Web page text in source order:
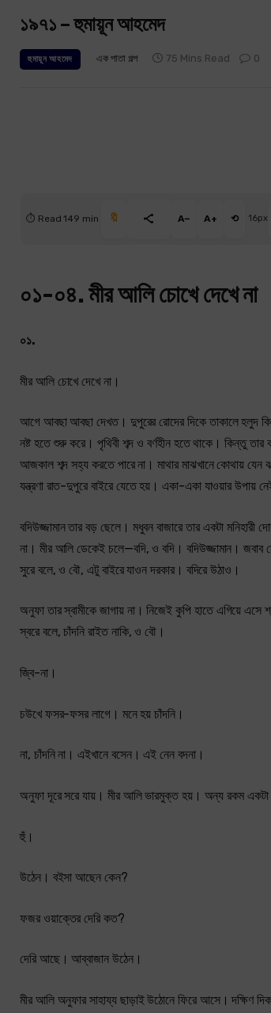
১৯৭১ – হুমায়ূন আহমেদ
হুমায়ূন আহমেদ এক পাতা গল্প 75 Mins Read 0
⏱ Read 149 min 🔖 A− A+ ⟲ 16px
০১-০৪. মীর আলি চোখে দেখে না
০১.
মীর আলি চোখে দেখে না।
আগে আবছা আবছা দেখত। দুপুরের রোদের দিকে তাকালে হলুদ
নষ্ট হতে শুরু করে। পৃথিবী শব্দ ও বর্ণহীন হতে থাকে। কিন্তু
আজকাল শব্দ সহ্য করতে পারে না। মাথার মাঝখানে কোথায়
যন্ত্রণা রাত-দুপুরে বাইরে যেতে হয়। একা-একা যাওয়ার উপায়
বদিউজ্জামান তার বড় ছেলে। মধুবন বাজারে তার একটা
না। মীর আলি ডেকেই চলে—বদি, ও বদি। বদিউজ্জামান। জবাব
সুরে বলে, ও বৌ, এটু বাইরে যাওন দরকার। বদিরে উঠাও।
অনুফা তার স্বামীকে জাগায় না। নিজেই কুপি হাতে এগিয়ে
স্বরে বলে, চাঁদনি রাইত নাকি, ও বৌ।
জ্বি-না।
চউখে ফসর-ফসর লাগে। মনে হয় চাঁদনি।
না, চাঁদনি না। এইখানে বসেন। এই নেন বদনা।
অনুফা দূরে সরে যায়। মীর আলি ভারমুক্ত হয়। অন্য রকম
হুঁ।
উঠেন। বইসা আছেন কেন?
ফজর ওয়াক্তের দেরি কত?
দেরি আছে। আব্বাজান উঠেন।
মীর আলি অনুফার সাহায্য ছাড়াই উঠোনে ফিরে আসে। দক্ষিণ